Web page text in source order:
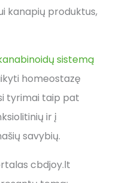
kanapių produktus,
sistemą
homeostazę
tyrimai taip pat
ir į
savybių.
cbdjoy.lt